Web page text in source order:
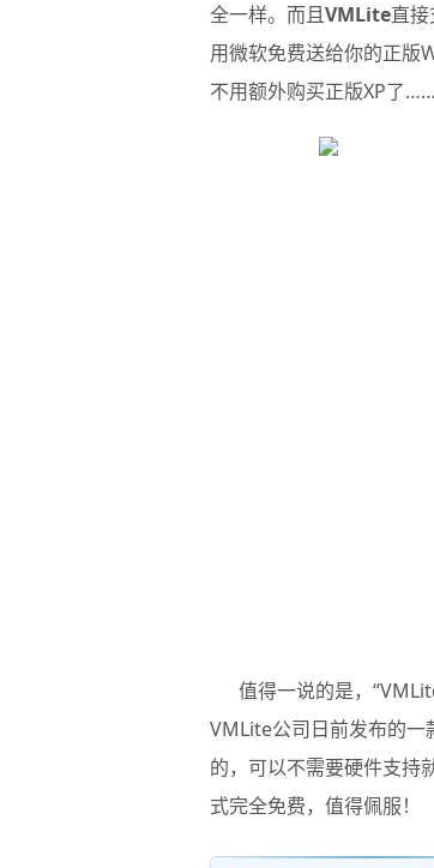
全一样。而且VMLite直接
用微软免费送给你的正版
不用额外购买正版XP了……
值得一说的是，“
VMLite公司日前发布的一
的，可以不需要硬件支持
式完全免费，值得佩服！